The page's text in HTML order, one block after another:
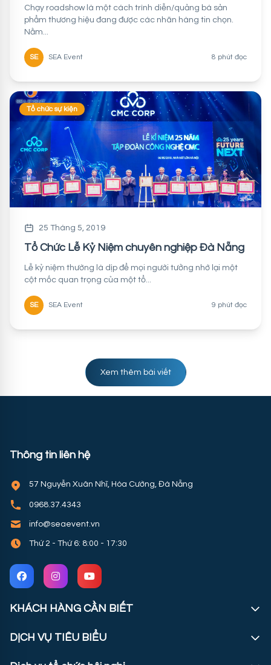
Chạy roadshow là một cách trình diễn/quảng bá sản
phẩm thương hiệu đang được các nhãn hàng tin chọn.
Nằm...
SE SEA Event 8 phút đọc
Tổ chức sự kiện
25 Tháng 5, 2019
Tổ Chức Lễ Kỷ Niệm chuyên nghiệp Đà Nẵng
Lễ kỷ niệm thường là dịp để mọi người tưởng nhớ lại một
cột mốc quan trọng của một tổ...
SE SEA Event 9 phút đọc
Xem thêm bài viết
Thông tin liên hệ
57 Nguyễn Xuân Nhĩ, Hòa Cường, Đà Nẵng
0968.37.4343
info@seaevent.vn
Thứ 2 - Thứ 6: 8:00 - 17:30
KHÁCH HÀNG CẦN BIẾT
DỊCH VỤ TIÊU BIỂU